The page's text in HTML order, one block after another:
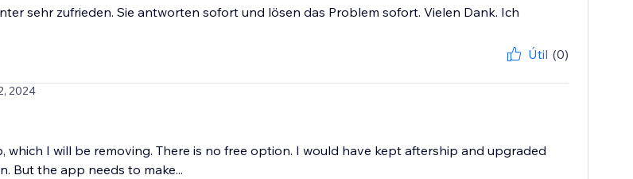
sehr zufrieden. Sie antworten sofort und lösen das Problem sofort. Vielen Dank. Ich
Útil (0)
2024
which I will be removing. There is no free option. I would have kept aftership and upgraded
But the app needs to make...